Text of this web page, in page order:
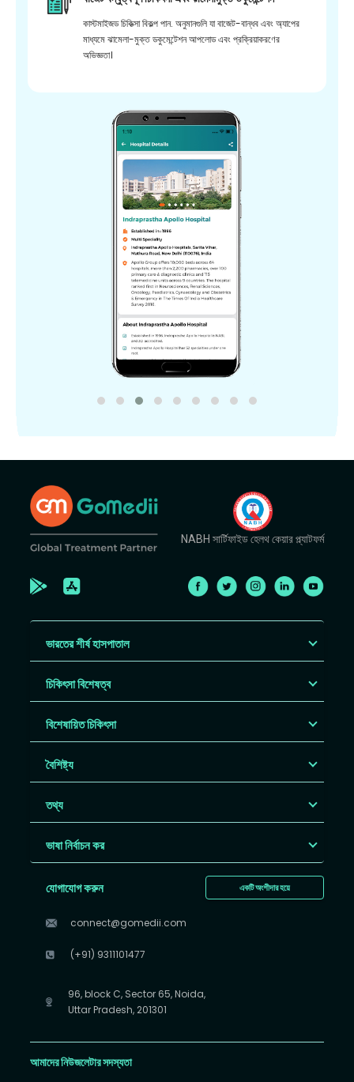
কাস্টমাইজড চিকিত্সা বিকল্প পান. অনুমানগুলি যা বাজেট-বান্ধব এবং অ্যাপের
মাধ্যমে ঝামেলা-মুক্ত ডকুমেন্টেশন আপলোড এবং প্রক্রিয়াকরণের
অভিজ্ঞতা।
NABH সার্টিফাইড হেলথ কেয়ার প্ল্যাটফর্ম
ভারতের শীর্ষ হাসপাতাল
চিকিৎসা বিশেষত্ব
বিশেষায়িত চিকিৎসা
বৈশিষ্ট্য
তথ্য
ভাষা নির্বাচন কর
একটি অংশীদার হয়ে
যোগাযোগ করুন
connect@gomedii.com
(+91) 9311101477
96, block C, Sector 65, Noida,
Uttar Pradesh, 201301
আমাদের নিউজলেটার সদস্যতা